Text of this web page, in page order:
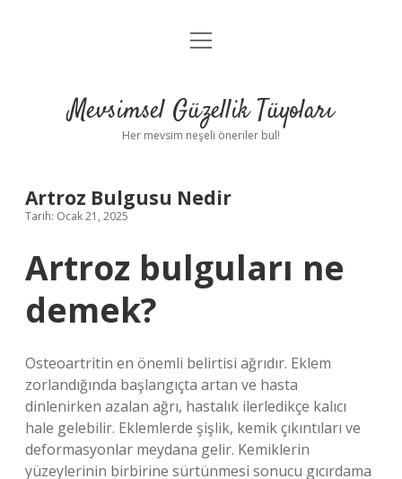
Anasayfa
Yasal Uyarı
menüyü
Mevsimsel Güzellik Tüyoları
Her mevsim neşeli öneriler bul!
Artroz Bulgusu Nedir
Tarih: Ocak 21, 2025
Artroz bulguları ne
demek?
Osteoartritin en önemli belirtisi ağrıdır. Eklem
zorlandığında başlangıçta artan ve hasta
dinlenirken azalan ağrı, hastalık ilerledikçe kalıcı
hale gelebilir. Eklemlerde şişlik, kemik çıkıntıları ve
deformasyonlar meydana gelir. Kemiklerin
yüzeylerinin birbirine sürtünmesi sonucu gıcırdama